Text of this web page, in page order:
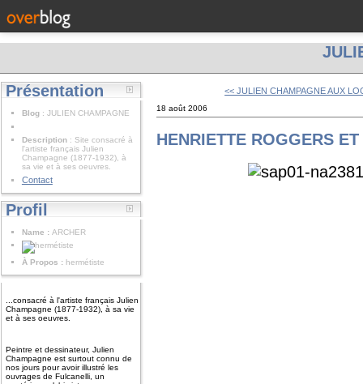
Présentation
Blog : JULIEN CHAMPAGNE
Description : Site consacré à
l'artiste français Julien
Champagne (1877-1932), à
sa vie et à ses oeuvres.
Contact
Profil
Name : ARCHER
À Propos : hermétiste
...consacré à l'artiste français Julien
Champagne (1877-1932), à sa vie
et à ses oeuvres.
Peintre et dessinateur, Julien
Champagne est surtout connu de
nos jours pour avoir illustré les
ouvrages de Fulcanelli, un
<< JULIEN CHAMPAGNE AUX
18 août 2006
HENRIETTE ROGGERS